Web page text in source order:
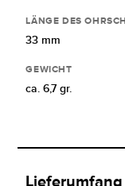
LÄNGE DES
33 mm
GEWICHT
ca. 6,7 gr.
Lieferumfang